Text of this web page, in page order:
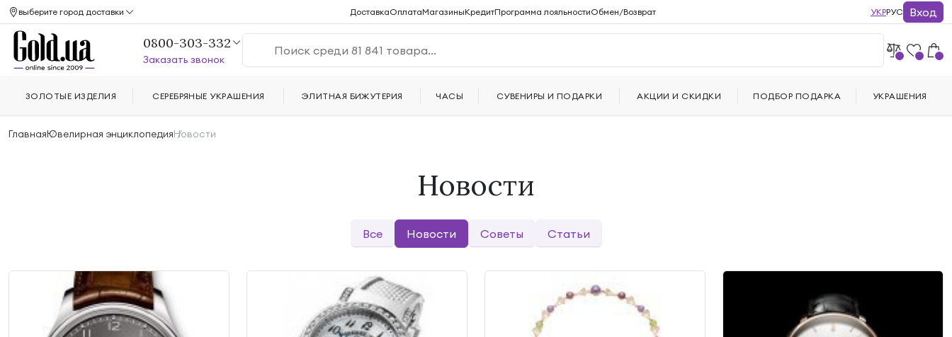
ГлавнаяЮвелирная энциклопедияНовости
Новости
Все Новости Советы Статьи
выберите город доставки ДоставкаОплатаМагазиныКредитПрограмма лояльностиОбмен/Возврат УКРРУС Вход
0800-303-332
Заказать звонок
ЗОЛОТЫЕ ИЗДЕЛИЯ СЕРЕБРЯНЫЕ УКРАШЕНИЯ ЭЛИТНАЯ БИЖУТЕРИЯ ЧАСЫ СУВЕНИРЫ И ПОДАРКИ АКЦИИ И СКИДКИ ПОДБОР ПОДАРКА УКРАШЕНИЯ